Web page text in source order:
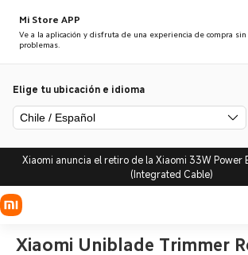
Mi Store APP
Ve a la aplicación y disfruta de una experiencia de compra sin
problemas.
Elige tu ubicación e idioma
Chile / Español
Xiaomi anuncia el retiro de la Xiaomi 33W Power
(Integrated Cable)
Xiaomi Uniblade Trimmer